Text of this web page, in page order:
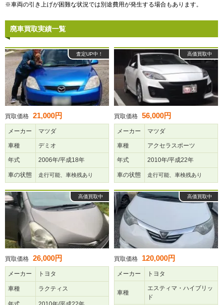
※車両の引き上げが困難な状況では別途費用が発生する場合もあります。
廃車買取実績一覧
査定UP中！
買取価格 21,000円
メーカー マツダ
車種 デミオ
年式 2006年/平成18年
車の状態 走行可能、車検残あり
高価買取中
買取価格 56,000円
メーカー マツダ
車種 アクセラスポーツ
年式 2010年/平成22年
車の状態 走行可能、車検残あり
高価買取中
買取価格 26,000円
メーカー トヨタ
車種 ラクティス
高価買取中
買取価格 120,000円
メーカー トヨタ
車種
エスティマ・ハイブリッ
ド